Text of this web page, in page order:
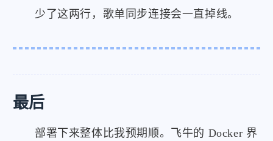
少了这两行，歌单同步连接会一直掉线。
最后
部署下来整体比我预期顺。飞牛的 Docker 界